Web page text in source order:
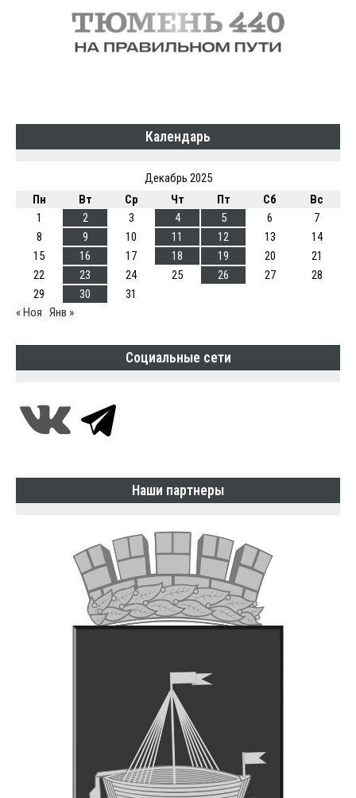
Календарь
Декабрь 2025
Пн
Вт Ср Чт Пт Сб
Вс
1
2 3 4 5 6
7
8
9 10 11 12 13
14
15
16 17 18 19 20
21
22
23 24 25 26 27
28
29
30
31
« Ноя Янв »
Социальные сети
Наши партнеры